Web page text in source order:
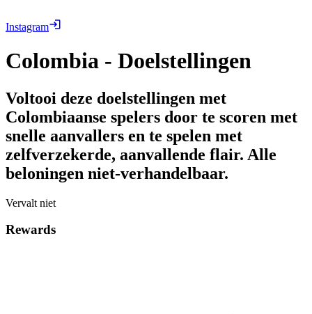
Instagram
Colombia - Doelstellingen
Voltooi deze doelstellingen met
Colombiaanse spelers door te scoren met
snelle aanvallers en te spelen met
zelfverzekerde, aanvallende flair. Alle
beloningen niet-verhandelbaar.
Vervalt niet
Rewards